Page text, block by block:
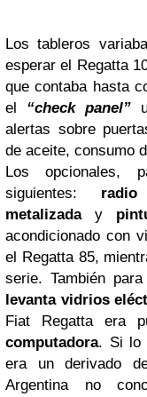
Los tableros
esperar el Regatta
que contaba hasta
el “check panel”
alertas sobre
de aceite, consumo
Los opcionales,
siguientes:
metalizaday
acondicionado con
el Regatta 85,
serie. También
levanta vidrios
Fiat Regatta era
computadora. Si lo
era un derivado
Argentina no